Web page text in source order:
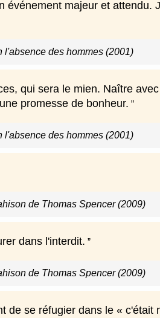
majeur et attendu.
l'absence des hommes (2001)
qui sera le mien. Naître
promesse de bonheur.
l'absence des hommes (2001)
de Thomas Spencer (2009)
dans l'interdit.
de Thomas Spencer (2009)
de se réfugier dans le « c'était